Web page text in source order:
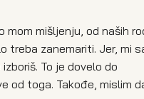
mom mišljenju, od naših
treba zanemariti. Jer, mi
To je dovelo do
od toga. Takođe, mislim